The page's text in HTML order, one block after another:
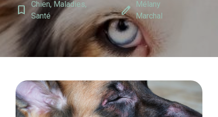
bookmark_border
Chien, Maladies,
Santé
edit Mélany
Marchal